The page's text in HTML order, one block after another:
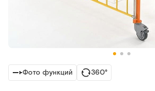
Фото функций 360°